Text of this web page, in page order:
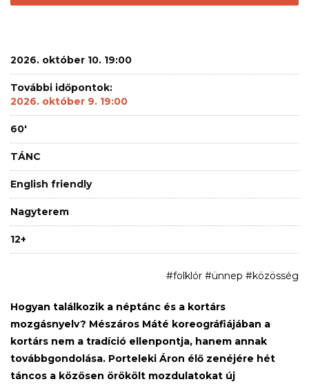
2026. október 10. 19:00
További időpontok:
2026. október 9. 19:00
60'
TÁNC
English friendly
Nagyterem
12+
#folklór #ünnep #közösség
Hogyan találkozik a néptánc és a kortárs
mozgásnyelv? Mészáros Máté koreográfiájában a
kortárs nem a tradíció ellenpontja, hanem annak
továbbgondolása. Porteleki Áron élő zenéjére hét
táncos a közösen örökölt mozdulatokat új